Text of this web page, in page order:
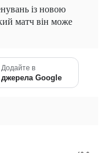
із новою
матч він може
Додайте в
джерела Google